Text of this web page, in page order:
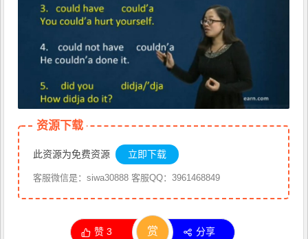
资源下载
此资源为免费资源 立即下载
客服微信是：siwa30888 客服QQ：3961468849
赞3 赏 分享